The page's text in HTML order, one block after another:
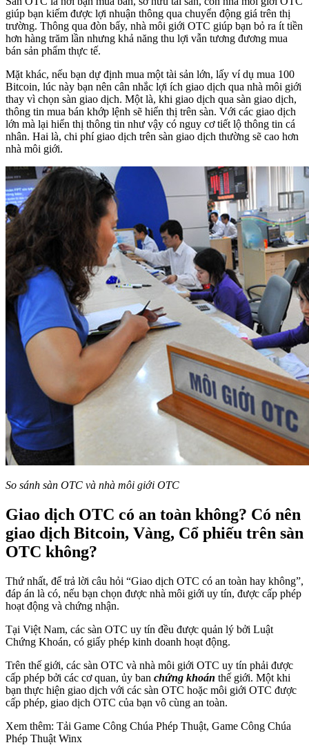
giúp bạn kiếm được lợi nhuận thông qua chuyển động giá trên thị
trường. Thông qua đòn bẩy, nhà môi giới OTC giúp bạn bỏ ra ít tiền
hơn hàng trăm lần nhưng khả năng thu lợi vẫn tương đương mua
bán sản phẩm thực tế.
Mặt khác, nếu bạn dự định mua một tài sản lớn, lấy ví dụ mua 100
Bitcoin, lúc này bạn nên cân nhắc lợi ích giao dịch qua nhà môi giới
thay vì chọn sàn giao dịch. Một là, khi giao dịch qua sàn giao dịch,
thông tin mua bán khớp lệnh sẽ hiển thị trên sàn. Với các giao dịch
lớn mà lại hiển thị thông tin như vậy có nguy cơ tiết lộ thông tin cá
nhân. Hai là, chi phí giao dịch trên sàn giao dịch thường sẽ cao hơn
nhà môi giới.
So sánh sàn OTC và nhà môi giới OTC
Giao dịch OTC có an toàn không? Có nên
giao dịch Bitcoin, Vàng, Cổ phiếu trên sàn
OTC không?
Thứ nhất, để trả lời câu hỏi “Giao dịch OTC có an toàn hay không”,
đáp án là có, nếu bạn chọn được nhà môi giới uy tín, được cấp phép
hoạt động và chứng nhận.
Tại Việt Nam, các sàn OTC uy tín đều được quản lý bởi Luật
Chứng Khoán, có giấy phép kinh doanh hoạt động.
Trên thế giới, các sàn OTC và nhà môi giới OTC uy tín phải được
cấp phép bởi các cơ quan, ủy ban chứng khoán thế giới. Một khi
bạn thực hiện giao dịch với các sàn OTC hoặc môi giới OTC được
cấp phép, giao dịch OTC của bạn vô cùng an toàn.
Xem thêm: Tải Game Công Chúa Phép Thuật, Game Công Chúa
Phép Thuật Winx